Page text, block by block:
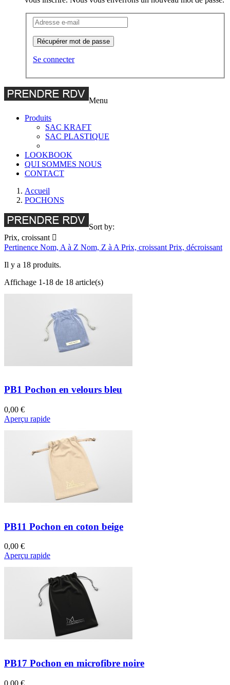
Récupérer mot de passe
Se connecter
Menu
Produits
SAC KRAFT
SAC PLASTIQUE
LOOKBOOK
QUI SOMMES NOUS
CONTACT
Main
wrapper
Accueil
POCHONS
Main
section
Products
Sort by:
Prix, croissant 
Pertinence Nom, A à Z Nom, Z à A Prix, croissant Prix, décroissant
Il y a 18 produits.
Affichage 1-18 de 18 article(s)
PB1 Pochon en velours bleu
0,00 €
Aperçu rapide
PB11 Pochon en coton beige
0,00 €
Aperçu rapide
PB17 Pochon en microfibre noire
0,00 €